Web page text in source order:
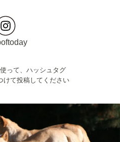
って、ハッシュタグ
けて投稿してください